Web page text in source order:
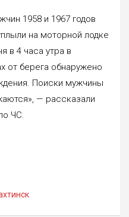
1958 и 1967 годов
на моторной лодке
в 4 часа утра в
от берега обнаружено
Поиски мужчины
— рассказали
ЧС.